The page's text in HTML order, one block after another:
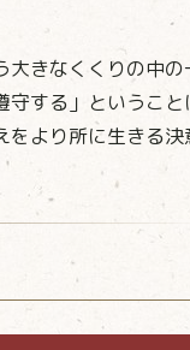
大きなくくりの中の
守する」ということ
をより所に生きる決